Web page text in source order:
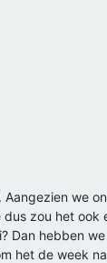
we
zou het
Dan hebben
het de week